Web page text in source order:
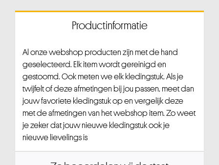
Productinformatie
Al onze webshop producten zijn met de hand
geselecteerd. Elk item wordt gereinigd en
gestoomd. Ook meten we elk kledingstuk. Als je
twijfelt of deze afmetingen bij jou passen, meet dan
jouw favoriete kledingstuk op en vergelijk deze
met de afmetingen van het webshop item. Zo weet
je zeker dat jouw nieuwe kledingstuk ook je
nieuwe lievelings is